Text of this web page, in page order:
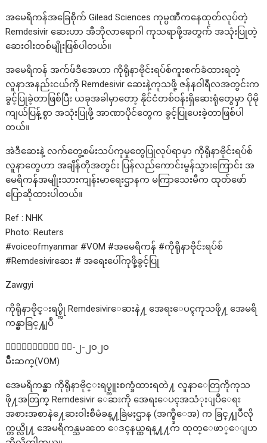
အမေရိကန်အခြေစိုက် Gilead Sciences ကုမ္ပဏီကနေထုတ်လုပ်တဲ့
Remdesivir ဆေးဟာ အီဘိုလာရောဂါ ကုသရာဖို့အတွက် အသုံးပြုတဲ့
ဆေးဝါးတစ်မျိုးဖြစ်ပါတယ်။
အမေရိကန် အက်ဖ်ဒီအေဟာ ကိုရိုနာဗိုင်းရပ်စ်ကူးစက်ခံထားရတဲ့
လူနာအနည်းငယ်ကို Remdesivir ဆေးနဲ့ကုသဖို့ ဇန်နဝါရီလအတွင်းက
ခွင့်ပြုခဲ့တာဖြစ်ပြီး ယခုအခါမှာတော့ နိုင်ငံတစ်ဝန်းရှိဆေးရုံတွေမှာ ပိုမို
ကျယ်ပြန့်စွာ အသုံးပြုဖို့ အာဏာပိုင်တွေက ခွင့်ပြုပေးခဲ့တာဖြစ်ပါ
တယ်။
အဲဒီဆေးနဲ့ လက်တွေ့စမ်းသပ်ကုမှုတွေပြုလုပ်ရာမှာ ကိုရိုနာဗိုင်းရပ်စ်
လူနာတွေဟာ အချိန်တိုအတွင်း ပြန်လည်ကောင်းမွန်သွားကြောင်း အ
မေရိကန်အမျိုးသားကျန်းမာရေးဌာနက မကြာသေးမီက ထုတ်ဖော်
ပြောဆိုထားပါတယ်။
Ref : NHK
Photo: Reuters
#voiceofmyanmar #VOM #အမေရိကန် #ကိုရိုနာဗိုင်းရပ်စ်
#Remdesivirဆေး # အရေးပေါ်ကုဖို့ခွင့်ပြု
Zawgyi
ကိုရိုနာဗိုင္းရပ္စ္ကို Remdesivirေဆးနဲ႔ အေရးေပၚကုသဖို႔ အေမရိ
ကန္မွာခြင္႔ျပဳ
၀ါရွင္တန္၊ ေမ-၂-၂၀၂၀
မ်ိဳးဆက္(VOM)
အေမရိကန္မွာ ကိုရိုနာဗိုင္းရပ္စ္ကူးစက္ခံထားရတဲ႔ လူနာေတြကိုကုသ
ဖို႔အတြက္ Remdesivir ေဆးကို အေရးေပၚအသံုးျပဳေရး
အစားအစာနဲ႔ေဆး၀ါးစီမံခန္႔ခြဲမႈဌာန (အက္ဖ္ဒီေအ) က ခြင္႔ျပဳလို
က္တယ္လို႔ အေမရိကန္သမၼတ ေဒၚနယ္ထရန္႔႔က ထုတ္ေဖာ္ေျပာ